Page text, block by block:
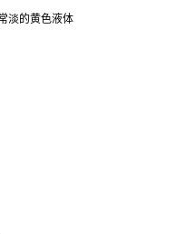
淡的黄色液体